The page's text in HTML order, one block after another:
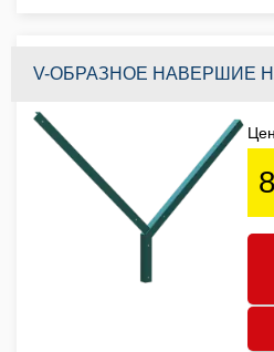
V-ОБРАЗНОЕ НАВЕРШИЕ